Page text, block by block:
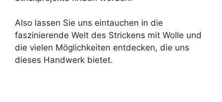
Also lassen Sie uns eintauchen in die
faszinierende Welt des Strickens mit Wolle und
die vielen Möglichkeiten entdecken, die uns
dieses Handwerk bietet.